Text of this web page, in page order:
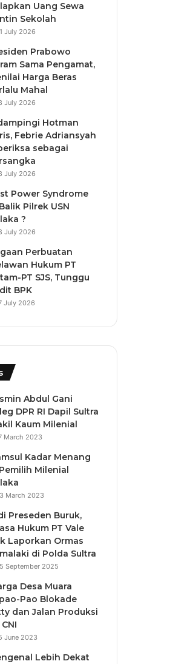
Uang Sewa
Sekolah
July 2026
Prabowo
Sama Pengamat,
Harga Beras
Mahal
July 2026
Hotman
Febrie Adriansyah
sebagai
July 2026
Power Syndrome
Pilrek USN
?
July 2026
Perbuatan
Hukum PT
PT SJS, Tunggu
BPK
July 2026
Abdul Gani
DPR RI Dapil Sultra
Kaum Milenial
March 2023
Kadar Menang
Milenial
March 2023
Preseden Buruk,
Hukum PT Vale
Laporkan Ormas
di Polda Sultra
September 2025
Desa Muara
Pao Blokade
dan Jalan Produksi
June 2023
Lebih Dekat